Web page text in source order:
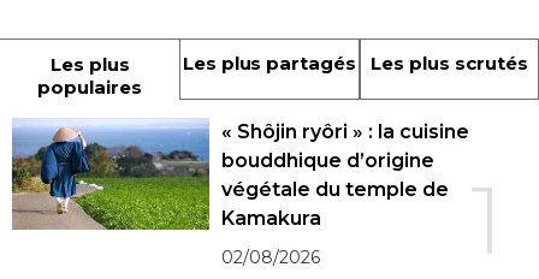
Les plus
populaires
Les plus partagés Les plus scrutés
1
« Shôjin ryôri » : la cuisine
bouddhique d’origine
végétale du temple de
Kamakura
02/08/2026